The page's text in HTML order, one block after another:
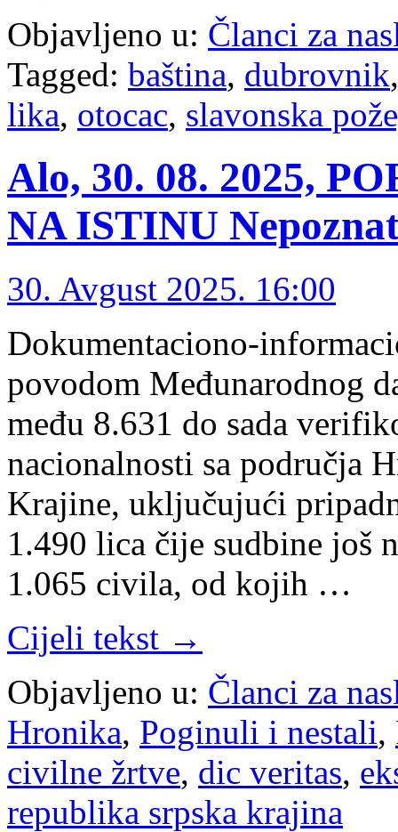
Objavljeno u: Članci za
Tagged: baština, dubrovnik
lika, otocac, slavonska
Alo, 30. 08. 2025,
NA ISTINU
30. Avgust 2025. 16:00
Dokumentaciono-
povodom Međunarodnog
među 8.631 do sada
nacionalnosti sa područja
Krajine, uključujući
1.490 lica čije sudbine još
1.065 civila, od kojih …
Cijeli tekst →
Objavljeno u: Članci za
Hronika, Poginuli i nestali,
civilne žrtve, dic veritas,
republika srpska krajina